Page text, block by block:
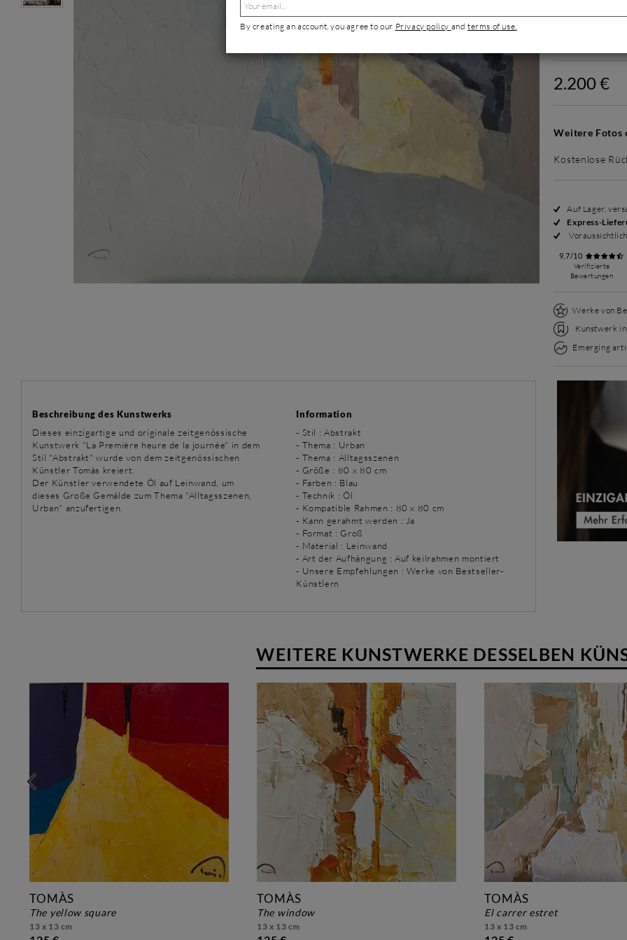
2.200 €
Weitere Fotos
Kostenlose
Auf Lager,
Express-
9,7/10
Verifizierte
Bewertungen
Werke von
Kunstwerk
Emerging
Beschreibung des Kunstwerks
Dieses einzigartige und originale zeitgenössische
Kunstwerk "La Première heure de la journée" in dem
Stil "Abstrakt" wurde von dem zeitgenössischen
Künstler Tomàs kreiert.
Der Künstler verwendete Öl auf Leinwand, um
dieses Große Gemälde zum Thema "Alltagsszenen,
Urban" anzufertigen.
Information
- Stil : Abstrakt
- Thema : Urban
- Thema : Alltagsszenen
- Größe : 80 x 80 cm
- Farben : Blau
- Technik : Öl
- Kompatible Rahmen : 80 x 80 cm
- Kann gerahmt werden : Ja
- Format : Groß
- Material : Leinwand
- Art der Aufhängung : Auf keilrahmen montiert
- Unsere Empfehlungen : Werke von Bestseller-
Künstlern
WEITERE KUNSTWERKE DESSELBEN
TOMÀS
the yellow square
13 x 13 cm
TOMÀS
the window
13 x 13 cm
TOMÀS
el carrer estret
13 x 13 cm
By creating an account, you agree to our Privacy policy andterms of use.